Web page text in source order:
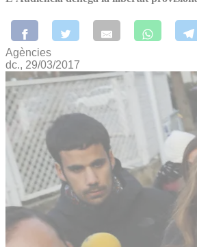
Agències
dc., 29/03/2017